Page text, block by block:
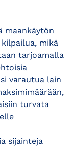
maankäytön
mikä
tarjoamalla
varautua lain
turvata
sijainteja